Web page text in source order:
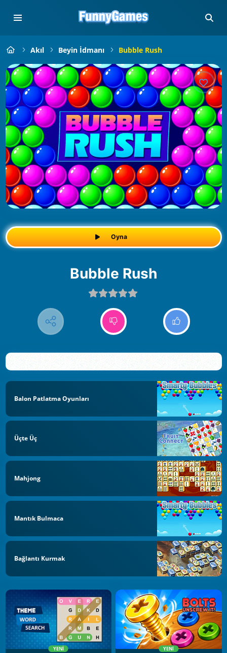
Akıl Beyin İdmanı Bubble Rush
Oyna
Bubble Rush
Balon Patlatma Oyunları
Üçte Üç
Mahjong
Mantık Bulmaca
Bağlantı Kurmak
YENI YENI